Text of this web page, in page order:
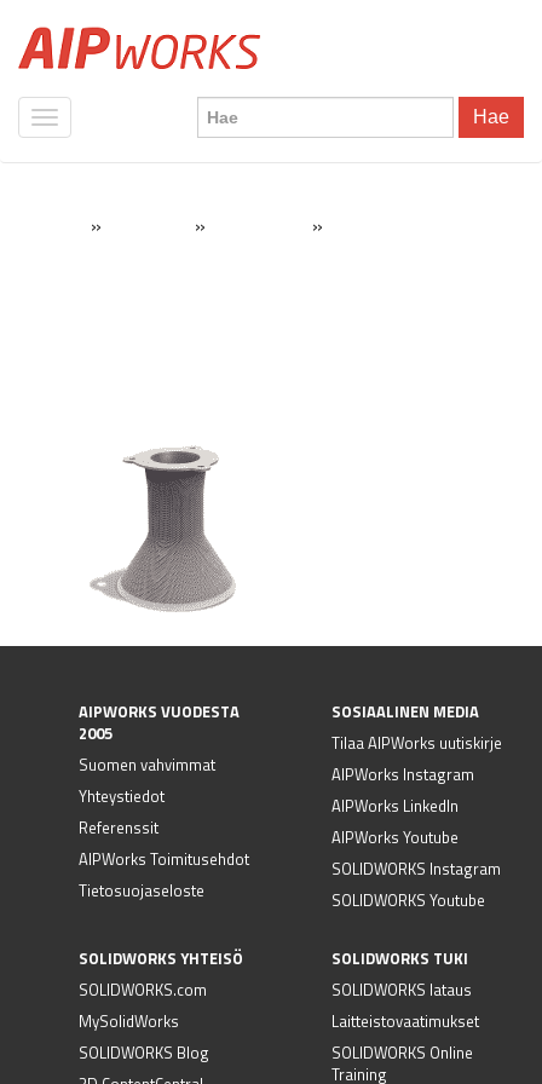
Hae
» » »
AIPWORKS VUODESTA
2005
Suomen vahvimmat
Yhteystiedot
Referenssit
AIPWorks Toimitusehdot
Tietosuojaseloste
SOSIAALINEN MEDIA
Tilaa AIPWorks uutiskirje
AIPWorks Instagram
AIPWorks LinkedIn
AIPWorks Youtube
SOLIDWORKS Instagram
SOLIDWORKS Youtube
SOLIDWORKS YHTEISÖ
SOLIDWORKS.com
MySolidWorks
SOLIDWORKS Blog
SOLIDWORKS TUKI
SOLIDWORKS lataus
Laitteistovaatimukset
SOLIDWORKS Online
Training